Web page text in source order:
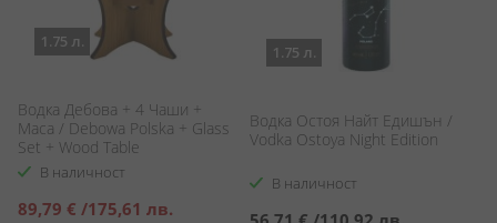
1.75 л.
Водка Дебова + 4 Чаши +
Маса / Debowa Polska + Glass
Set + Wood Table
В наличност
Специална
89,79 € /175,61 лв.
1.75 л.
Водка Остоя Найт Едишън /
Vodka Ostoya Night Edition
В наличност